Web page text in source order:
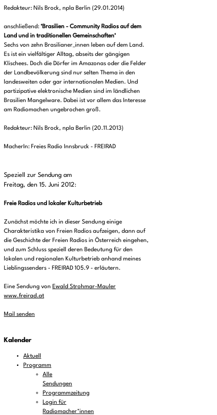
Redakteur: Nils Brock, npla Berlin (29.01.2014)
anschließend: ‘Brasilien - Community Radios auf dem
Land und in traditionellen Gemeinschaften‘
Sechs von zehn Brasilianer_innen leben auf dem Land.
Es ist ein vielfältiger Alltag, abseits der gängigen
Klischees. Doch die Dörfer im Amazonas oder die Felder
der Landbevölkerung sind nur selten Thema in den
landesweiten oder gar internationalen Medien. Und
partizipative elektronische Medien sind im ländlichen
Brasilien Mangelware. Dabei ist vor allem das Interesse
am Radiomachen ungebrochen groß.
Redakteur: Nils Brock, npla Berlin (20.11.2013)
MacherIn: Freies Radio Innsbruck - FREIRAD
Speziell zur Sendung am
Freitag, den 15. Juni 2012:
Freie Radios und lokaler Kulturbetrieb
Zunächst möchte ich in dieser Sendung einige
Charakteristika von Freien Radios aufzeigen, dann auf
die Geschichte der Freien Radios in Österreich eingehen,
und zum Schluss speziell deren Bedeutung für den
lokalen und regionalen Kulturbetrieb anhand meines
Lieblingssenders - FREIRAD 105.9 - erläutern.
Eine Sendung von Ewald Strohmar-Mauler
www.freirad.at
Mail senden
Kalender
Aktuell
Programm
Alle
Sendungen
Programmzeitung
Login für
Radiomacher*innen